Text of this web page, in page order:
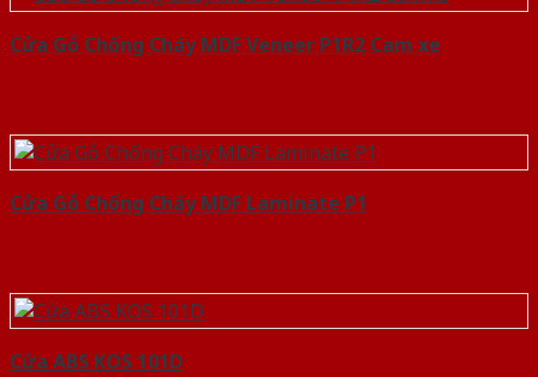
Cửa Gỗ Chống Cháy MDF Veneer P1R2 Cam xe
Cửa Gỗ Chống Cháy MDF Laminate P1
Cửa ABS KOS 101D